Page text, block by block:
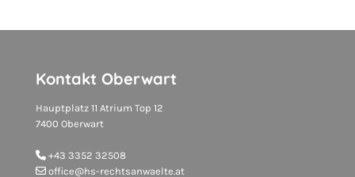
Kontakt Oberwart
Hauptplatz 11 Atrium Top 12
7400 Oberwart
 +43 3352 32508
 office@hs-rechtsanwaelte.at